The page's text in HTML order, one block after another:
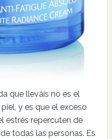
que lleváis no es el
y es que el exceso
estrés repercuten de
todas las personas. Es